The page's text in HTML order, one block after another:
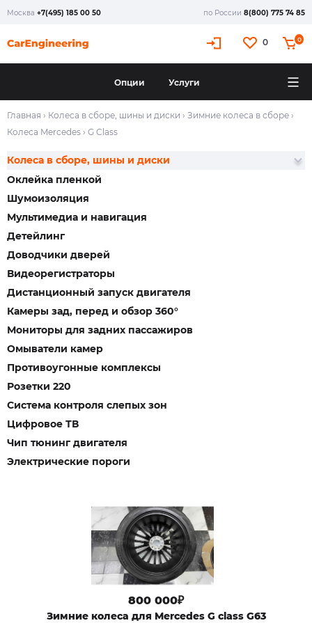
Москва +7(495) 185 00 50 по России 8(800) 775 74 85
0 0
Опции Услуги
Главная › Колеса в сборе, шины и диски › Зимние колеса в сборе ›
Колеса Mercedes › G Class
Оклейка пленкой
Шумоизоляция
Мультимедиа и навигация
Детейлинг
Доводчики дверей
Видеорегистраторы
Дистанционный запуск двигателя
Камеры зад, перед и обзор 360°
Колеса в сборе, шины и диски
Мониторы для задних пассажиров
Омыватели камер
Противоугонные комплексы
Розетки 220
Система контроля слепых зон
Цифровое ТВ
Чип тюнинг двигателя
Электрические пороги
800 000₽
Зимниe кoлеса для Mercedes G class G63